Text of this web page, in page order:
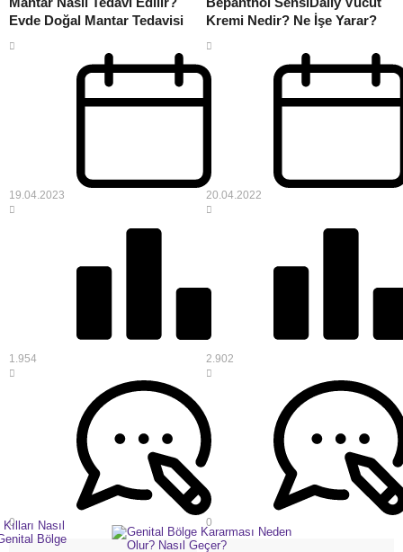
Evde Doğal Mantar Tedavisi
19.04.2023
1.954
0
Kremi Nedir? Ne İşe Yarar?
20.04.2022
2.902
0